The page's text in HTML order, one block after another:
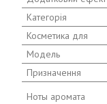
Категорія
Косметика для
Мoдель
Призначення
Ноты аромата